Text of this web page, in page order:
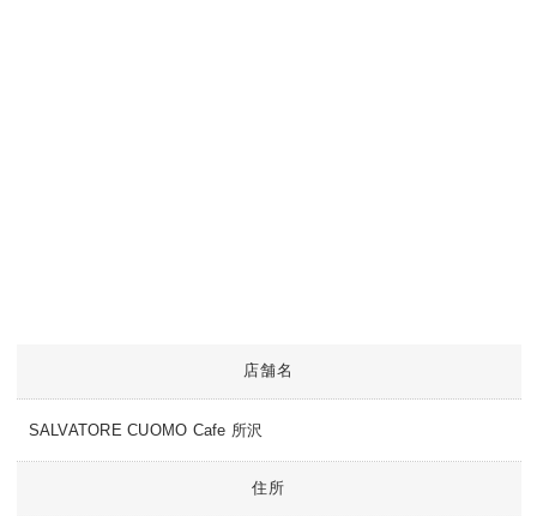
店舗名
SALVATORE CUOMO Cafe 所沢
住所